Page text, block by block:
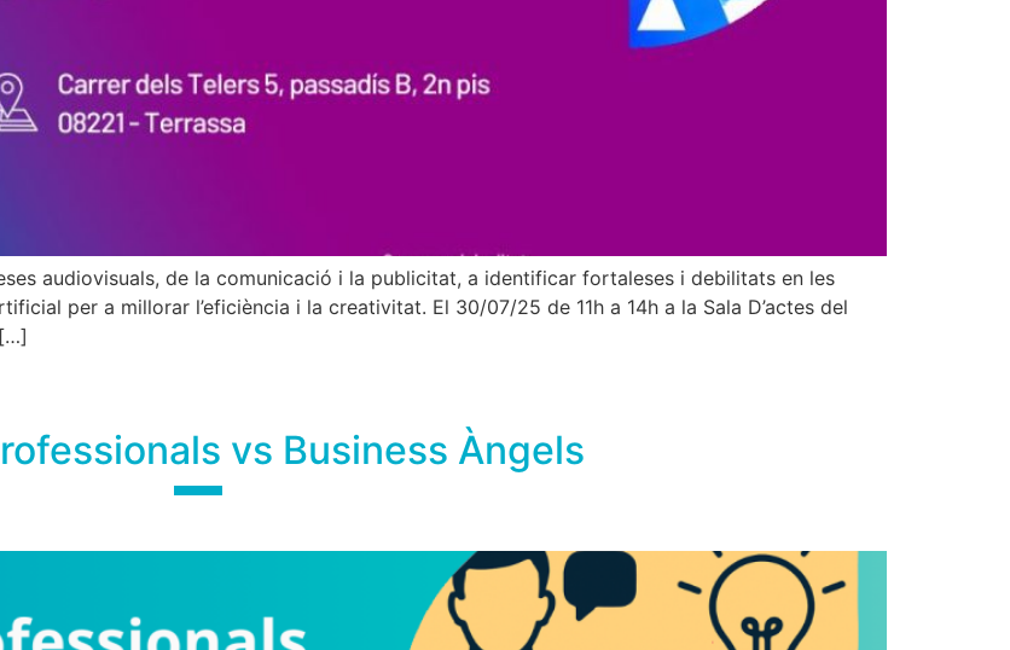
audiovisuals, de la comunicació i la publicitat, a identificar fortaleses i debilitats en les
per a millorar l’eficiència i la creativitat. El 30/07/25 de 11h a 14h a la Sala D’actes del
vs Business Àngels